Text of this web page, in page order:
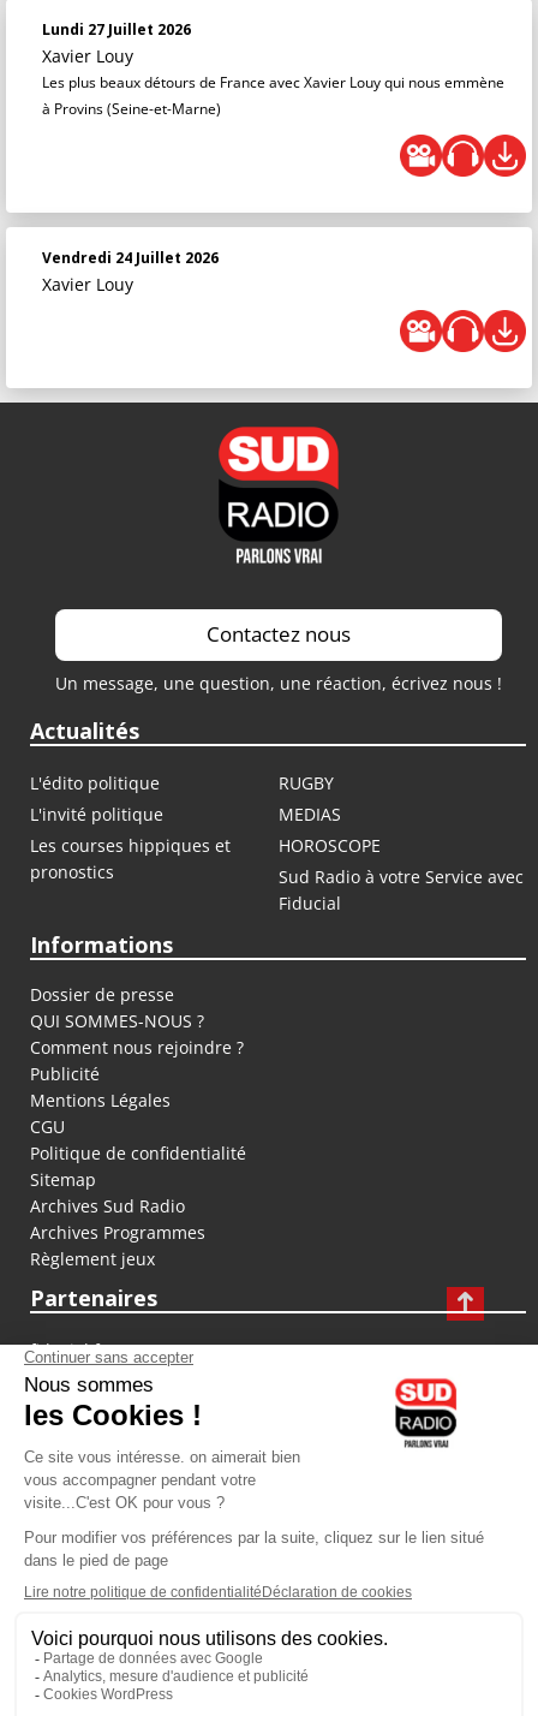
Lundi 27 Juillet 2026
Xavier Louy
Les plus beaux détours de France avec Xavier Louy qui nous emmène
à Provins (Seine-et-Marne)
Vendredi 24 Juillet 2026
Xavier Louy
Contactez nous
Un message, une question, une réaction, écrivez nous !
Actualités
L'édito politique
RUGBY
L'invité politique
MEDIAS
Les courses hippiques et
pronostics
HOROSCOPE
Sud Radio à votre Service avec
Fiducial
Informations
Dossier de presse
QUI SOMMES-NOUS ?
Comment nous rejoindre ?
Publicité
Mentions Légales
CGU
Politique de confidentialité
Sitemap
Archives Sud Radio
Archives Programmes
Règlement jeux
Partenaires
fiducial.fr
lyoncapitale.fr
olympique-et-lyonnais.com
L'application Iphone / Android
Téléchargez l'application
Les cookies
Gestion des cookies
Crédit photos : ©Sud Radio / Pierre Olivier